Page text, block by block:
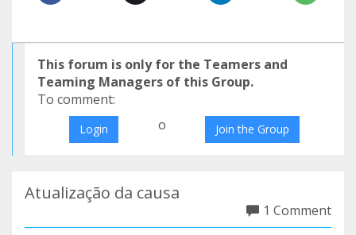
This forum is only for the Teamers and
Teaming Managers of this Group.
To comment:
Login o Join the Group
Atualização da causa
1 Comment